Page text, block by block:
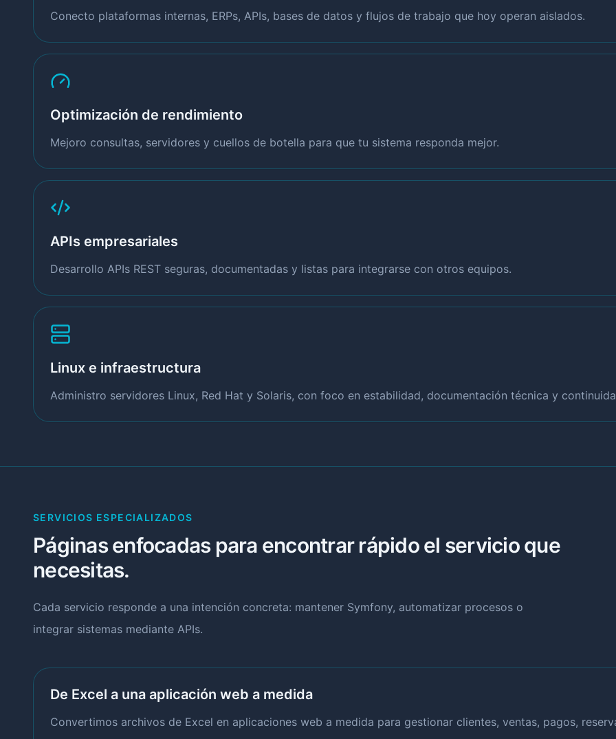
Conecto plataformas internas, ERPs, APIs, bases de datos y flujos de trabajo que hoy operan aislados.
Optimización de rendimiento
Mejoro consultas, servidores y cuellos de botella para que tu sistema responda mejor.
APIs empresariales
Desarrollo APIs REST seguras, documentadas y listas para integrarse con otros equipos.
Linux e infraestructura
Administro servidores Linux, Red Hat y Solaris, con foco en estabilidad, documentación técnica y
SERVICIOS ESPECIALIZADOS
Páginas enfocadas para encontrar rápido el servicio que
necesitas.
Cada servicio responde a una intención concreta: mantener Symfony, automatizar procesos o
integrar sistemas mediante APIs.
De Excel a una aplicación web a medida
Convertimos archivos de Excel en aplicaciones web a medida para gestionar clientes, ventas, pagos,